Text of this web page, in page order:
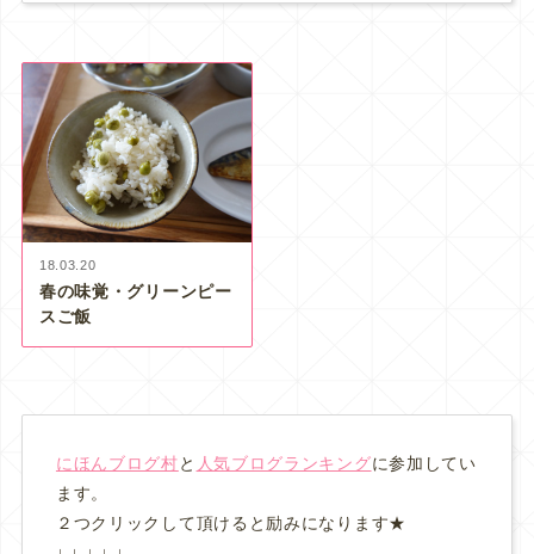
18.03.20
春の味覚・グリーンピー
スご飯
にほんブログ村と 人気ブログランキングに参加してい
ます。
２つクリックして頂けると励みになります★